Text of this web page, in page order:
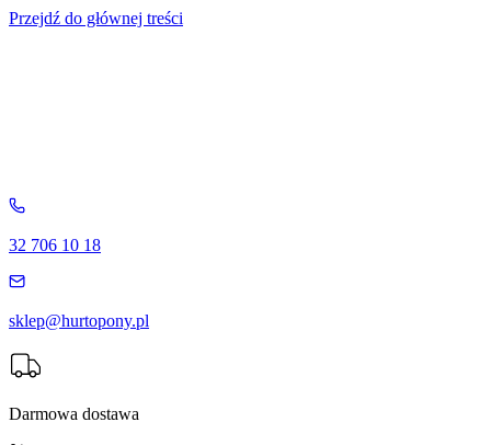
Przejdź do głównej treści
32 706 10 18
sklep@hurtopony.pl
Darmowa dostawa